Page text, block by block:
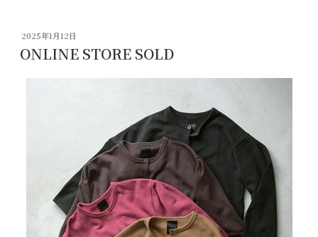
投
稿
日:
2025年1月12日
ONLINE STORE SOLD